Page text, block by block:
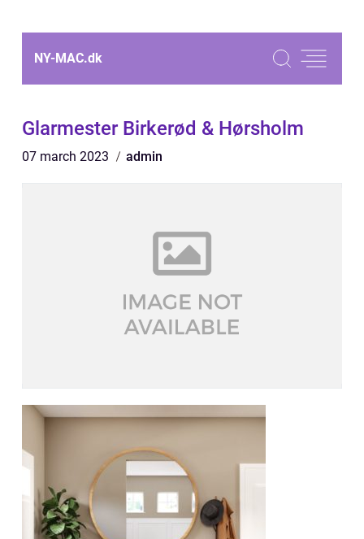
NY-MAC.dk
Glarmester Birkerød & Hørsholm
07 march 2023 admin